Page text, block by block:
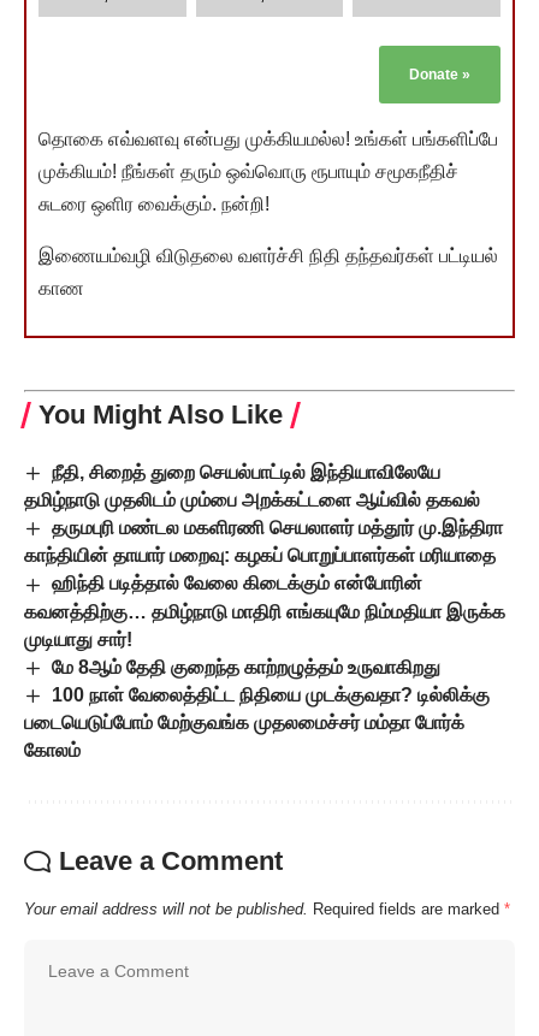
Donate »
தொகை எவ்வளவு என்பது முக்கியமல்ல! உங்கள் பங்களிப்பே
முக்கியம்! நீங்கள் தரும் ஒவ்வொரு ரூபாயும் சமூகநீதிச்
சுடரை ஒளிர வைக்கும். நன்றி!
இணையம்வழி விடுதலை வளர்ச்சி நிதி தந்தவர்கள் பட்டியல்
காண
You Might Also Like
நீதி, சிறைத் துறை செயல்பாட்டில் இந்தியாவிலேயே
தமிழ்நாடு முதலிடம் மும்பை அறக்கட்டளை ஆய்வில் தகவல்
தருமபுரி மண்டல மகளிரணி செயலாளர் மத்தூர் மு.இந்திரா
காந்தியின் தாயார் மறைவு: கழகப் பொறுப்பாளர்கள் மரியாதை
ஹிந்தி படித்தால் வேலை கிடைக்கும் என்போரின்
கவனத்திற்கு… தமிழ்நாடு மாதிரி எங்கயுமே நிம்மதியா இருக்க
முடியாது சார்!
மே 8ஆம் தேதி குறைந்த காற்றழுத்தம் உருவாகிறது
100 நாள் வேலைத்திட்ட நிதியை முடக்குவதா? டில்லிக்கு
படையெடுப்போம் மேற்குவங்க முதலமைச்சர் மம்தா போர்க்
கோலம்
Leave a Comment
Your email address will not be published. Required fields are marked *